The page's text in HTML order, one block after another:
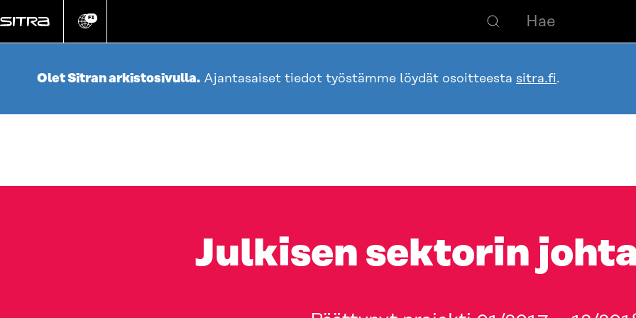
suoraan
Vaihda
kieli
FI
Olet Sitran arkistosivulla. Ajantasaiset tiedot työstämme löydät osoitteesta sitra.fi.
Julkisen sektorin